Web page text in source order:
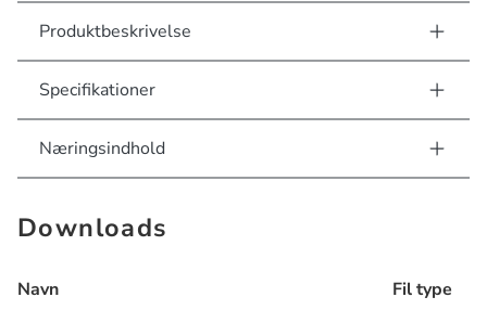
Produktbeskrivelse
Specifikationer
Næringsindhold
Downloads
Navn Fil type